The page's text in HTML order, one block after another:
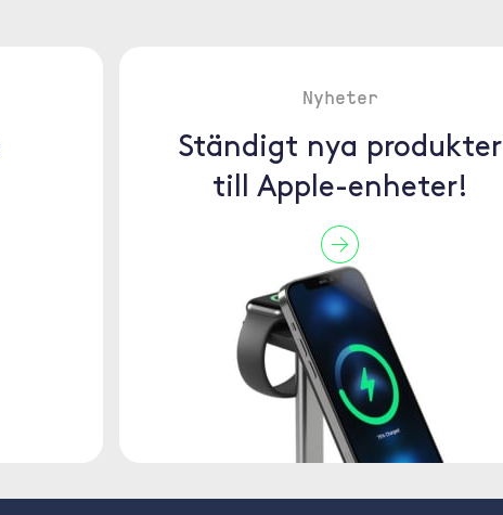
Nyheter
Ständigt nya produkter
till Apple-enheter!